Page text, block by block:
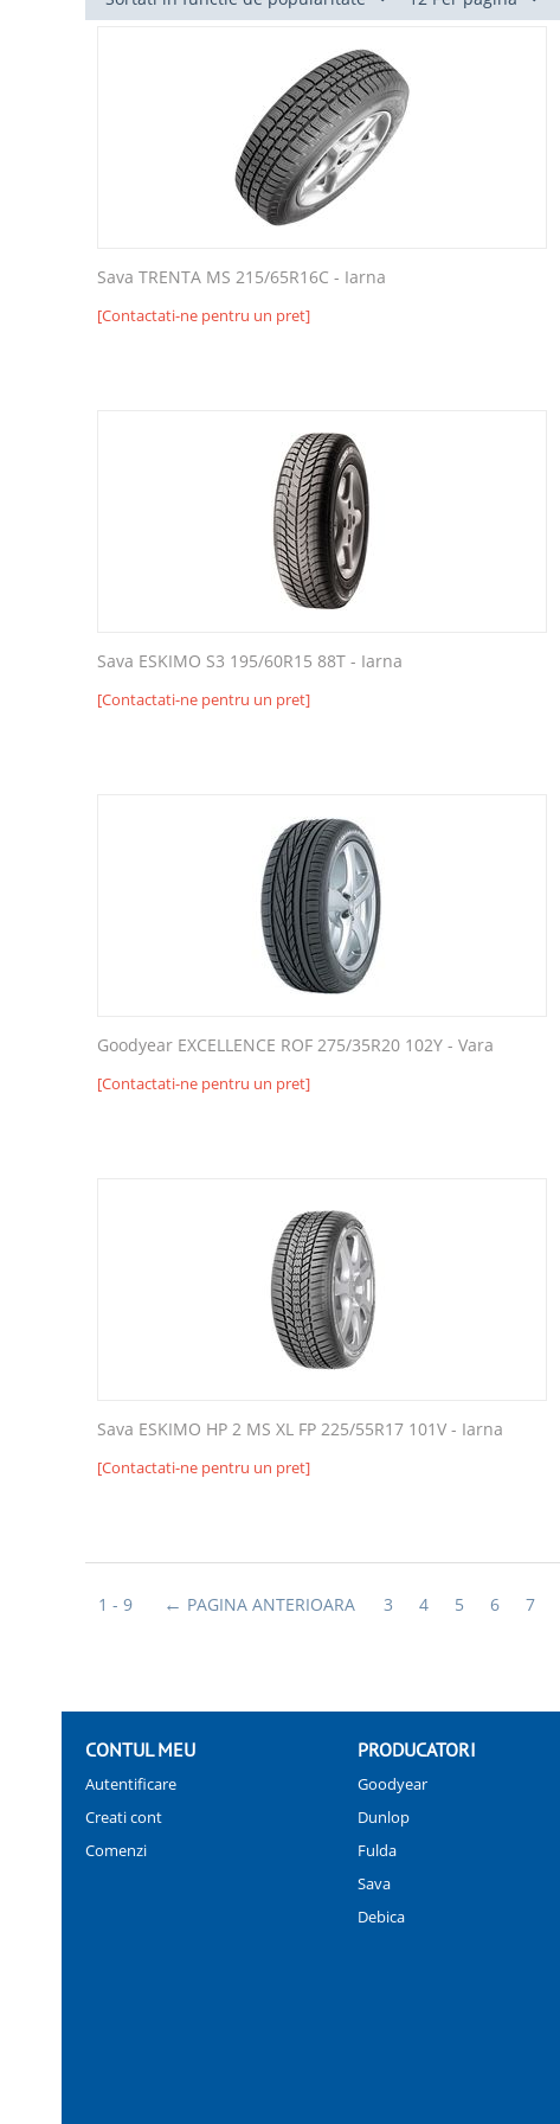
Sava TRENTA MS 215/65R16C - Iarna
[Contactati-ne pentru un pret]
Sava ESKIMO S3 195/60R15 88T - Iarna
[Contactati-ne pentru un pret]
Goodyear EXCELLENCE ROF 275/35R20 102Y - Vara
[Contactati-ne pentru un pret]
Sava ESKIMO HP 2 MS XL FP 225/55R17 101V - Iarna
[Contactati-ne pentru un pret]
1 - 9 PAGINA ANTERIOARA 3 4 5 6 7
CONTUL MEU
Autentificare
Creati cont
Comenzi
PRODUCATORI
Goodyear
Dunlop
Fulda
Sava
Debica